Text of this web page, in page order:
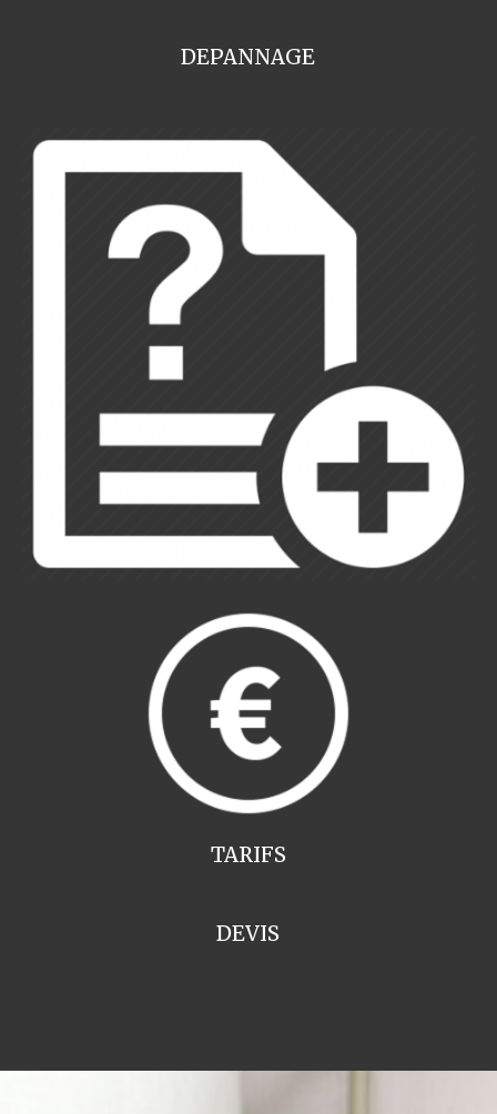
DEPANNAGE
TARIFS
DEVIS